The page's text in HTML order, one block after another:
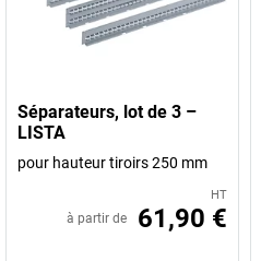
Séparateurs, lot de 3 –
LISTA
pour hauteur tiroirs 250 mm
HT
à partir de 61,90 €